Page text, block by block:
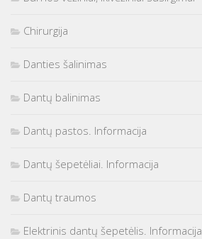
Chirurgija
Danties šalinimas
Dantų balinimas
Dantų pastos. Informacija
Dantų šepetėliai. Informacija
Dantų traumos
Elektrinis dantų šepetėlis. Informacija